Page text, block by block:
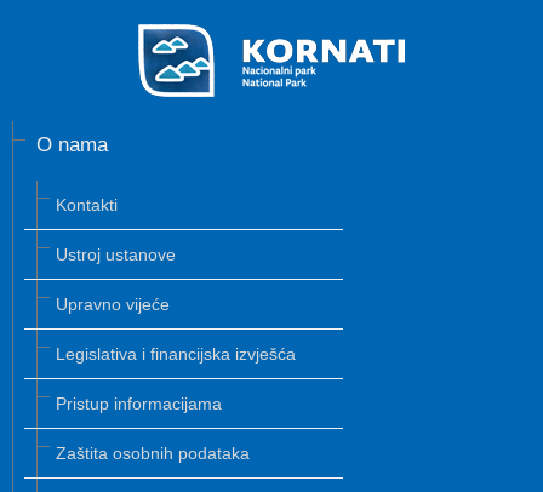
O nama
Kontakti
Ustroj ustanove
Upravno vijeće
Legislativa i financijska izvješća
Pristup informacijama
Zaštita osobnih podataka